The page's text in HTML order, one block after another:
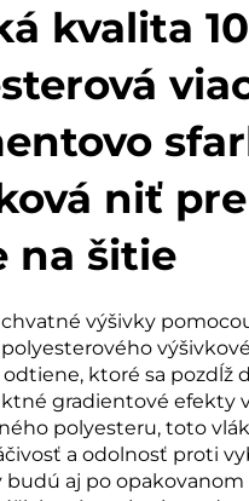
kvalita
niť
na šitie
výšivky
ktoré sa pozdĺž
gradientové efekty
polyesteru, toto
a odolnosť proti
budú aj po opakovanom